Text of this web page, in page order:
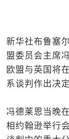
新华社布鲁塞
盟委员会主席
欧盟与英国将
系谈判作出决定
冯德莱恩当晚
相约翰逊举行